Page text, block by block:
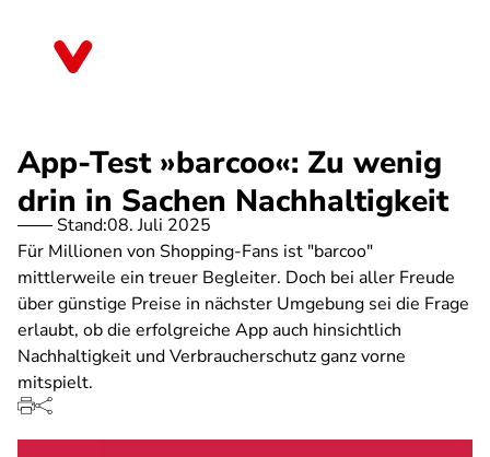
App-Test »barcoo«: Zu wenig
drin in Sachen Nachhaltigkeit
Stand:08. Juli 2025
Für Millionen von Shopping-Fans ist "barcoo"
mittlerweile ein treuer Begleiter. Doch bei aller Freude
über günstige Preise in nächster Umgebung sei die Frage
erlaubt, ob die erfolgreiche App auch hinsichtlich
Nachhaltigkeit und Verbraucherschutz ganz vorne
mitspielt.